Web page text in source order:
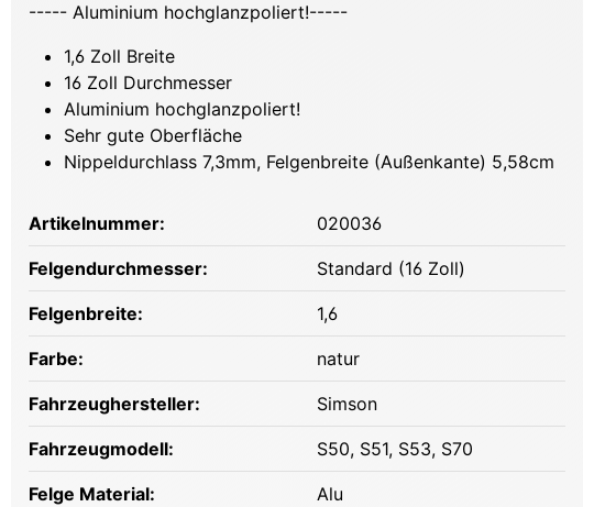
----- Aluminium hochglanzpoliert!-----
1,6 Zoll Breite
16 Zoll Durchmesser
Aluminium hochglanzpoliert!
Sehr gute Oberfläche
Nippeldurchlass 7,3mm, Felgenbreite (Außenkante) 5,58cm
Artikelnummer: 020036
Felgendurchmesser: Standard (16 Zoll)
Felgenbreite: 1,6
Farbe: natur
Fahrzeughersteller: Simson
Fahrzeugmodell: S50, S51, S53, S70
Felge Material: Alu